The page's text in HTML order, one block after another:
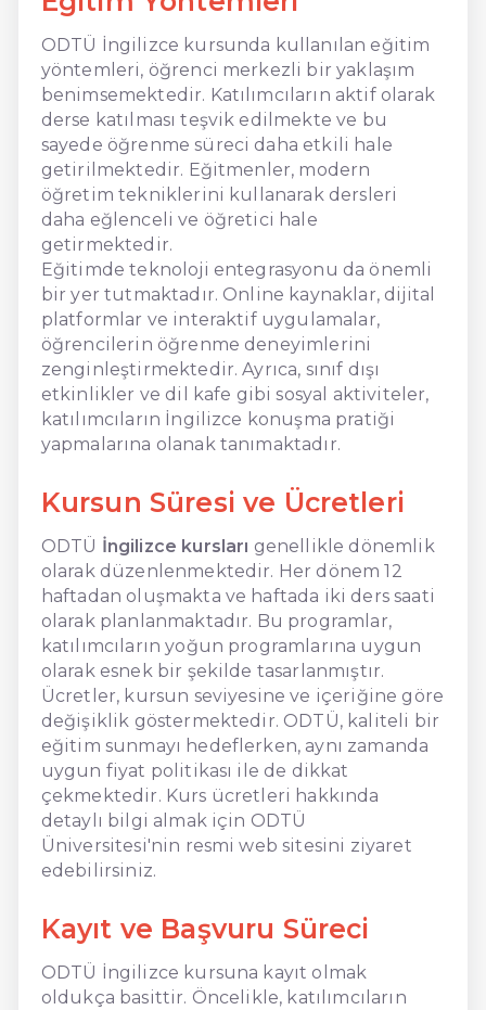
ODTÜ İngilizce kursunda kullanılan eğitim
yöntemleri, öğrenci merkezli bir yaklaşım
benimsemektedir. Katılımcıların aktif olarak
derse katılması teşvik edilmekte ve bu
sayede öğrenme süreci daha etkili hale
getirilmektedir. Eğitmenler, modern
öğretim tekniklerini kullanarak dersleri
daha eğlenceli ve öğretici hale
getirmektedir.
Eğitimde teknoloji entegrasyonu da önemli
bir yer tutmaktadır. Online kaynaklar, dijital
platformlar ve interaktif uygulamalar,
öğrencilerin öğrenme deneyimlerini
zenginleştirmektedir. Ayrıca, sınıf dışı
etkinlikler ve dil kafe gibi sosyal aktiviteler,
katılımcıların İngilizce konuşma pratiği
yapmalarına olanak tanımaktadır.
Kursun Süresi ve Ücretleri
ODTÜ İngilizce kursları genellikle dönemlik
olarak düzenlenmektedir. Her dönem 12
haftadan oluşmakta ve haftada iki ders saati
olarak planlanmaktadır. Bu programlar,
katılımcıların yoğun programlarına uygun
olarak esnek bir şekilde tasarlanmıştır.
Ücretler, kursun seviyesine ve içeriğine göre
değişiklik göstermektedir. ODTÜ, kaliteli bir
eğitim sunmayı hedeflerken, aynı zamanda
uygun fiyat politikası ile de dikkat
çekmektedir. Kurs ücretleri hakkında
detaylı bilgi almak için ODTÜ
Üniversitesi'nin resmi web sitesini ziyaret
edebilirsiniz.
Kayıt ve Başvuru Süreci
ODTÜ İngilizce kursuna kayıt olmak
oldukça basittir. Öncelikle, katılımcıların